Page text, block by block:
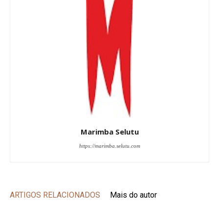
Marimba Selutu
https://marimba.selutu.com
ARTIGOS RELACIONADOS Mais do autor